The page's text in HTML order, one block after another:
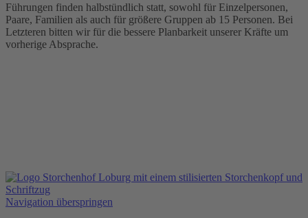
Führungen finden halbstündlich statt, sowohl für Einzelpersonen,
Paare, Familien als auch für größere Gruppen ab 15 Personen. Bei
Letzteren bitten wir für die bessere Planbarkeit unserer Kräfte um
vorherige Absprache.
Navigation überspringen